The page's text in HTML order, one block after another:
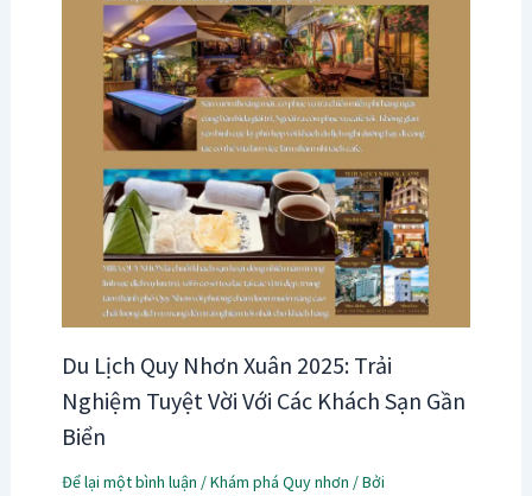
Du Lịch Quy Nhơn Xuân 2025: Trải
Nghiệm Tuyệt Vời Với Các Khách Sạn Gần
Biển
Để lại một bình luận /Khám phá Quy nhơn / Bởi